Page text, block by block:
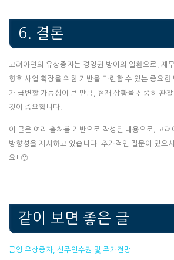
6. 결론
고려아연의 유상증자는 경영권 방어의 일환으로, 재
향후 사업 확장을 위한 기반을 마련할 수 있는 중요한
가 급변할 가능성이 큰 만큼, 현재 상황을 신중히 관
것이 중요합니다.
이 글은 여러 출처를 기반으로 작성된 내용으로, 고
방향성을 제시하고 있습니다. 추가적인 질문이 있으
요! 🙂
같이 보면 좋은 글
금양 우상증자, 신주인수권 및 주가전망